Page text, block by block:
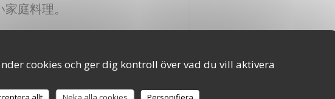
cookies och ger dig kontroll över vad du vill aktivera
庭料理。